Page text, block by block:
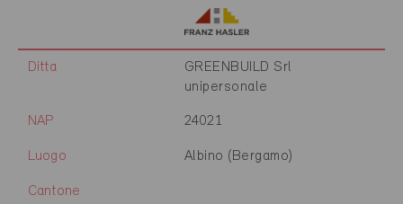
Ditta
GREENBUILD Srl
unipersonale
NAP 24021
Luogo Albino (Bergamo)
Cantone